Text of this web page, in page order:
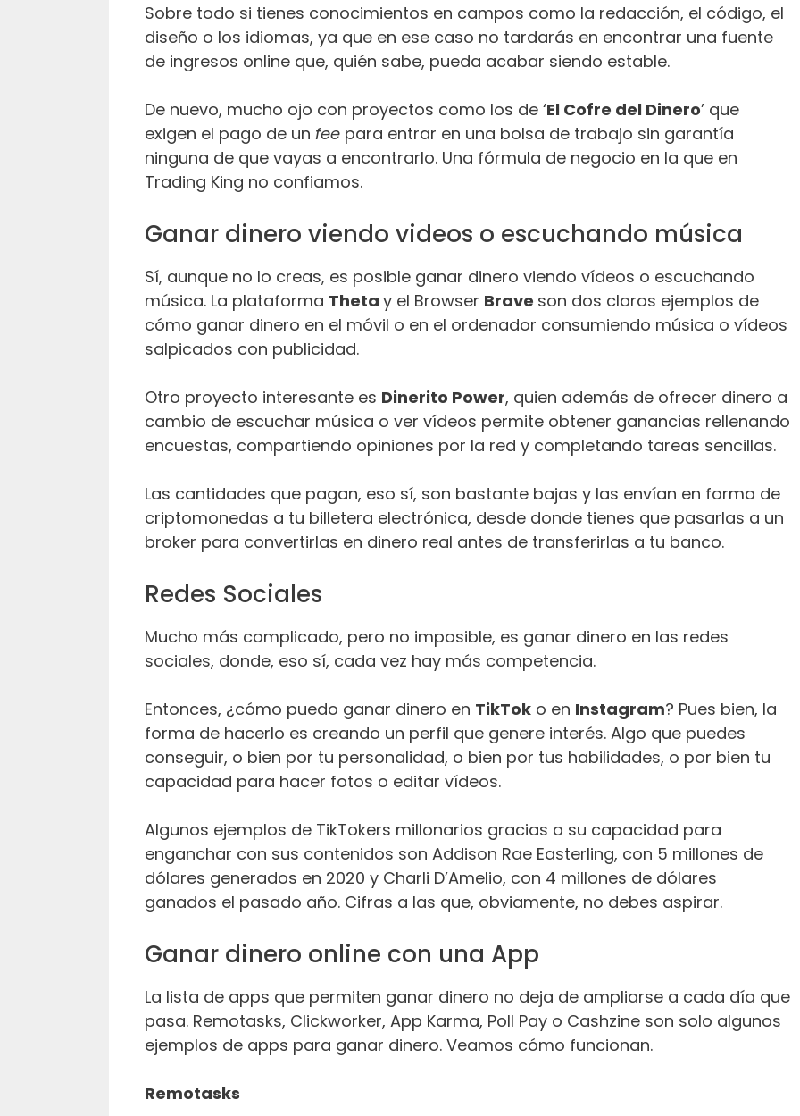
Sobre todo si tienes conocimientos en campos como la redacción, el código, el
diseño o los idiomas, ya que en ese caso no tardarás en encontrar una fuente
de ingresos online que, quién sabe, pueda acabar siendo estable.
De nuevo, mucho ojo con proyectos como los de ‘El Cofre del Dinero’ que
exigen el pago de un fee para entrar en una bolsa de trabajo sin garantía
ninguna de que vayas a encontrarlo. Una fórmula de negocio en la que en
Trading King no confiamos.
Ganar dinero viendo videos o escuchando música
Sí, aunque no lo creas, es posible ganar dinero viendo vídeos o escuchando
música. La plataforma Theta y el Browser Brave son dos claros ejemplos de
cómo ganar dinero en el móvil o en el ordenador consumiendo música o vídeos
salpicados con publicidad.
Otro proyecto interesante es Dinerito Power, quien además de ofrecer dinero a
cambio de escuchar música o ver vídeos permite obtener ganancias rellenando
encuestas, compartiendo opiniones por la red y completando tareas sencillas.
Las cantidades que pagan, eso sí, son bastante bajas y las envían en forma de
criptomonedas a tu billetera electrónica, desde donde tienes que pasarlas a un
broker para convertirlas en dinero real antes de transferirlas a tu banco.
Redes Sociales
Mucho más complicado, pero no imposible, es ganar dinero en las redes
sociales, donde, eso sí, cada vez hay más competencia.
Entonces, ¿cómo puedo ganar dinero en TikTok o en Instagram? Pues bien, la
forma de hacerlo es creando un perfil que genere interés. Algo que puedes
conseguir, o bien por tu personalidad, o bien por tus habilidades, o por bien tu
capacidad para hacer fotos o editar vídeos.
Algunos ejemplos de TikTokers millonarios gracias a su capacidad para
enganchar con sus contenidos son Addison Rae Easterling, con 5 millones de
dólares generados en 2020 y Charli D’Amelio, con 4 millones de dólares
ganados el pasado año. Cifras a las que, obviamente, no debes aspirar.
Ganar dinero online con una App
La lista de apps que permiten ganar dinero no deja de ampliarse a cada día que
pasa. Remotasks, Clickworker, App Karma, Poll Pay o Cashzine son solo algunos
ejemplos de apps para ganar dinero. Veamos cómo funcionan.
Remotasks